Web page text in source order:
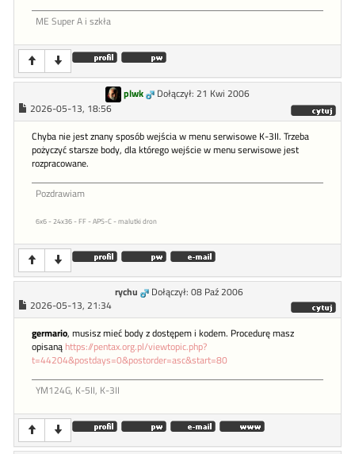
ME Super A i szkła
plwk
Dołączył: 21 Kwi 2006
2026-05-13, 18:56
Chyba nie jest znany sposób wejścia w menu serwisowe K-3II. Trzeba
pożyczyć starsze body, dla którego wejście w menu serwisowe jest
rozpracowane.
Pozdrawiam
6x6 - 24x36 - FF - APS-C - malutki dron
rychu
Dołączył: 08 Paź 2006
2026-05-13, 21:34
germario, musisz mieć body z dostępem i kodem. Procedurę masz
opisaną https://pentax.org.pl/viewtopic.php?
t=44204&postdays=0&postorder=asc&start=80
YM124G, K-5II, K-3II